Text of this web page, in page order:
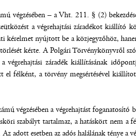
végzésében – a Vht. 211. § (2)
a végrehajtási záradékot kiállító
kérelmet nyújtott be a közjegyzőhöz,
kérte. A Polgári Törvénykönyvről
végrehajtási záradék kiállításának
félként, a törvény megsértésével
végzésében a végrehajtást
szabályt tartalmaz, a hatáskört nem a
adott esetben az adós halálának ténye